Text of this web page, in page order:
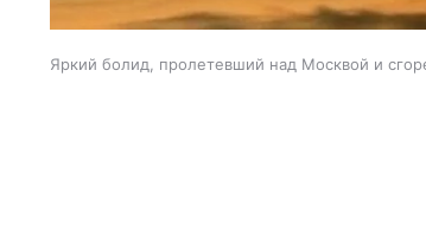
Яркий болид, пролетевший над Москвой и